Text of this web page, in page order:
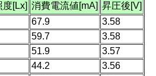
度[Lx] 消費電流値[mA] 昇圧後[V]
67.9
3.58
59.7
3.58
51.9
3.57
44.2
3.56